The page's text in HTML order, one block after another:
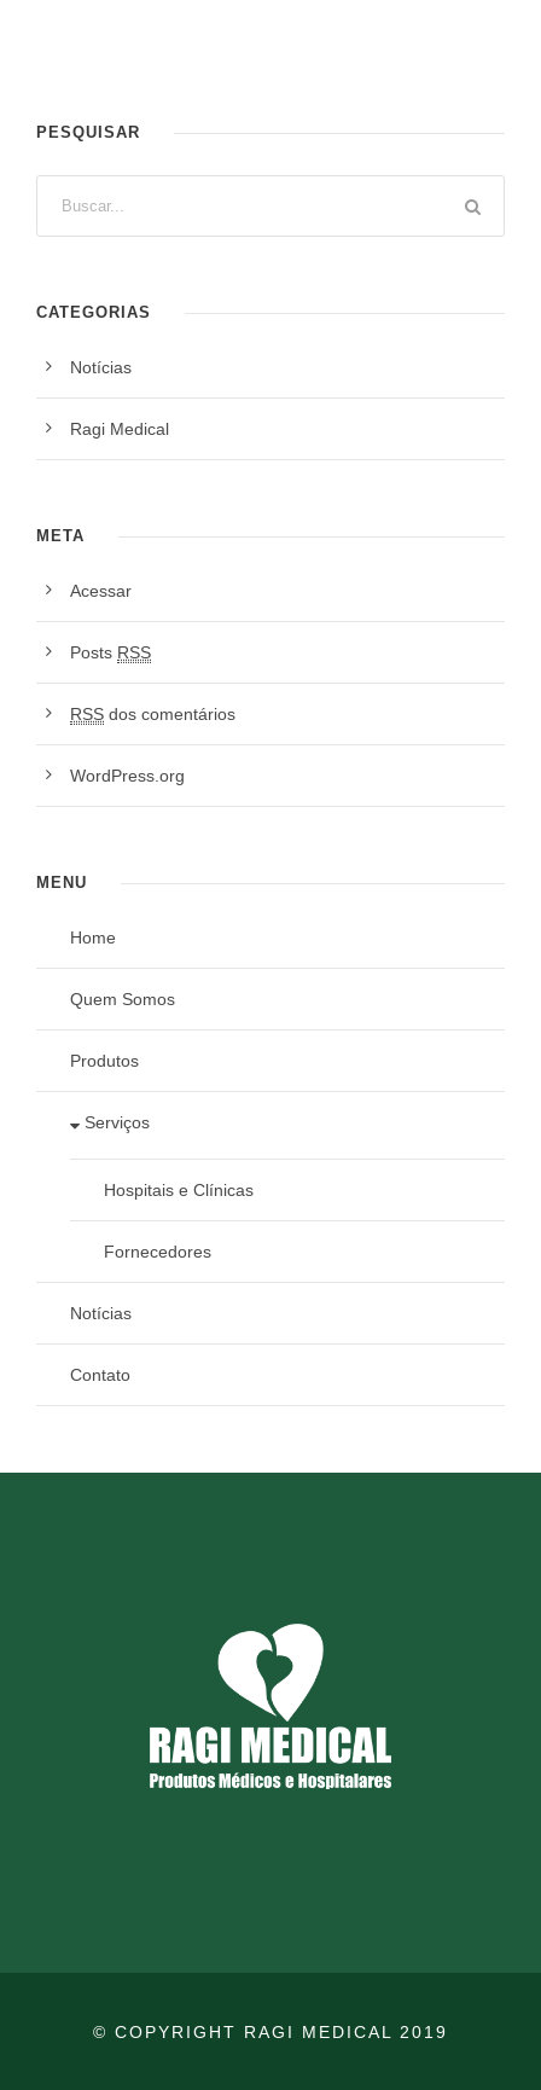
PESQUISAR
CATEGORIAS
Notícias
Ragi Medical
META
Acessar
Posts RSS
RSS dos comentários
WordPress.org
MENU
Home
Quem Somos
Produtos
Serviços
Hospitais e Clínicas
Fornecedores
Notícias
Contato
© COPYRIGHT RAGI MEDICAL 2019